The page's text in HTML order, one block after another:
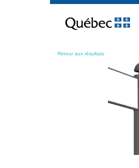
contenu
Retour aux résultats